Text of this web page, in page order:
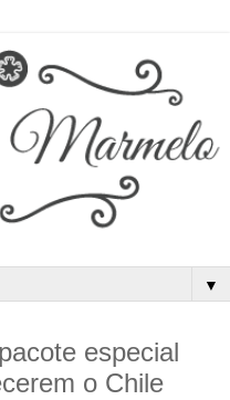
▼
especial
o Chile